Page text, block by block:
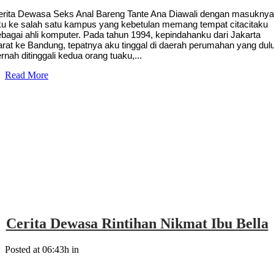
Dewasa Seks Anal Bareng Tante Ana Diawali dengan masuknya
ke salah satu kampus yang kebetulan memang tempat citacitaku
ahli komputer. Pada tahun 1994, kepindahanku dari Jakarta
ke Bandung, tepatnya aku tinggal di daerah perumahan yang
ditinggali kedua orang tuaku,...
Read More
Cerita Dewasa Rintihan Nikmat Ibu Bella
Posted at 06:43h in